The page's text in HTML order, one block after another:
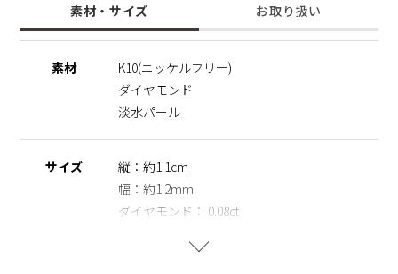
の方でも安心してご使用いただけます。
高品質のダイヤモンドルースはインド鉱山で発掘をし、ダイヤ
モンド輸出による功績を称され、インド政府より表彰を受け
た、ダイヤモンドの研磨加工から製造までを一貫した一大ダイ
ギーを防ぐために、ニッケルをほぼ含まずに作られた素材を指
素材・サイズ お取り扱い
素材
K10(ニッケルフリー)
ダイヤモンド
淡水パール
サイズ
縦：約1.1cm
幅：約1.2mm
ダイヤモンド： 0.08ct